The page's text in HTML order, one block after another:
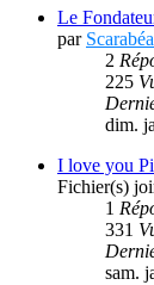
Le
par
2
225
dim.
I love you
Fichier(s)
1
331
sam.